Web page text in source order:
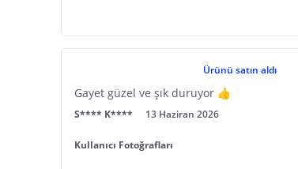
Ürünü satın aldı
Gayet güzel ve şık duruyor 👍
S**** K**** 13 Haziran 2026
Kullanıcı Fotoğrafları